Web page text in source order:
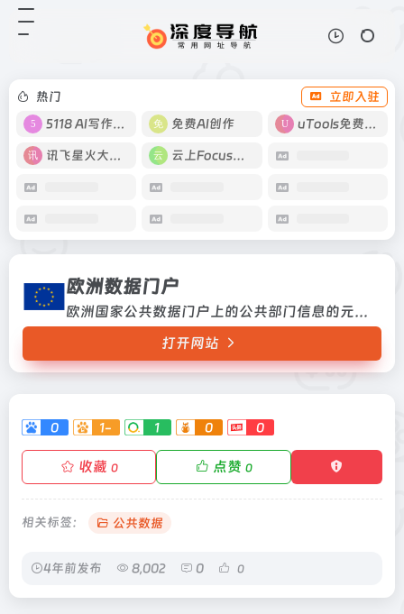
热门
立即入驻
5118 AI写作工具
免费AI创作 uTools免费工具箱
讯飞星火大模型 云上Focus接码
欧洲数据门户
欧洲国家公共数据门户上的公共部门信息的元数据, 直接从欧洲各国获取数据欧洲国家公共数据门户上的公共部门信息的元数据, 直接从欧洲各国获取数据
打开网站
0 1- 1 0 0
收藏 0 点赞 0
相关标签： 公共数据
4年前发布 8,002 0 0
信息的元数据, 直接从欧洲各国获取
数据欧洲国家公共数据门户上的公共
获取数据